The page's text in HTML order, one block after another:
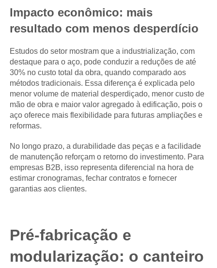
Impacto econômico: mais
resultado com menos desperdício
Estudos do setor mostram que a industrialização, com
destaque para o aço, pode conduzir a reduções de até
30% no custo total da obra, quando comparado aos
métodos tradicionais. Essa diferença é explicada pelo
menor volume de material desperdiçado, menor custo de
mão de obra e maior valor agregado à edificação, pois o
aço oferece mais flexibilidade para futuras ampliações e
reformas.
No longo prazo, a durabilidade das peças e a facilidade
de manutenção reforçam o retorno do investimento. Para
empresas B2B, isso representa diferencial na hora de
estimar cronogramas, fechar contratos e fornecer
garantias aos clientes.
Pré-fabricação e
modularização: o canteiro